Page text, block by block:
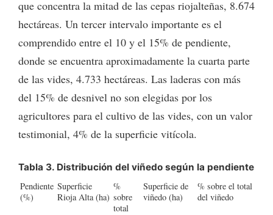
que concentra la mitad de las cepas riojalteñas, 8.674
hectáreas. Un tercer intervalo importante es el
comprendido entre el 10 y el 15% de pendiente,
donde se encuentra aproximadamente la cuarta parte
de las vides, 4.733 hectáreas. Las laderas con más
del 15% de desnivel no son elegidas por los
agricultores para el cultivo de las vides, con un valor
testimonial, 4% de la superficie vitícola.
Tabla 3. Distribución del viñedo según la pendiente
Pendiente
(%)
Superficie
Rioja Alta (ha)
%
sobre
total
Superficie de
viñedo (ha)
% sobre el total
del viñedo